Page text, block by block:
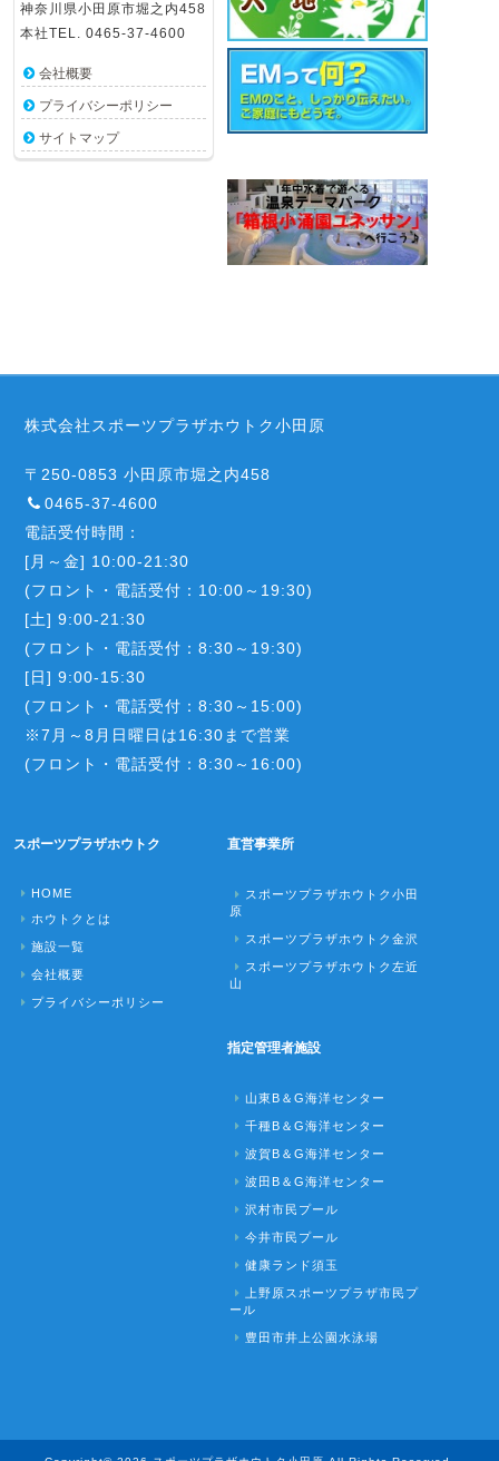
神奈川県小田原市堀之内458
本社TEL. 0465-37-4600
会社概要
プライバシーポリシー
サイトマップ
株式会社スポーツプラザホウトク小田原
〒250-0853 小田原市堀之内458
0465-37-4600
電話受付時間：
[月～金] 10:00-21:30
(フロント・電話受付：10:00～19:30)
[土] 9:00-21:30
(フロント・電話受付：8:30～19:30)
[日] 9:00-15:30
(フロント・電話受付：8:30～15:00)
※7月～8月日曜日は16:30まで営業
(フロント・電話受付：8:30～16:00)
スポーツプラザホウトク
HOME
ホウトクとは
施設一覧
会社概要
プライバシーポリシー
直営事業所
スポーツプラザホウトク小田
原
スポーツプラザホウトク金沢
スポーツプラザホウトク左近
山
指定管理者施設
山東B＆G海洋センター
千種B＆G海洋センター
波賀B＆G海洋センター
波田B＆G海洋センター
沢村市民プール
今井市民プール
健康ランド須玉
上野原スポーツプラザ市民プ
ール
豊田市井上公園水泳場